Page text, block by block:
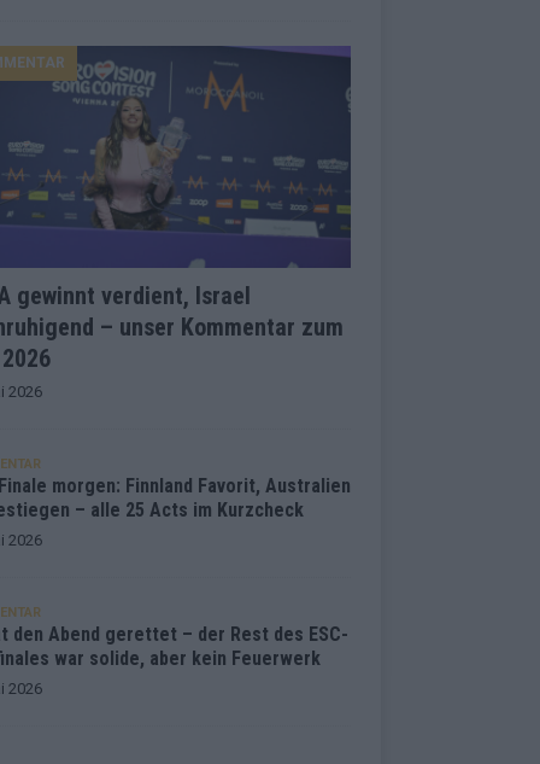
gewinnt verdient, Israel
– unser Kommentar zum
2026
2026
morgen: Finnland Favorit, Australien
– alle 25 Acts im Kurzcheck
2026
den Abend gerettet – der Rest des ESC-
war solide, aber kein Feuerwerk
2026